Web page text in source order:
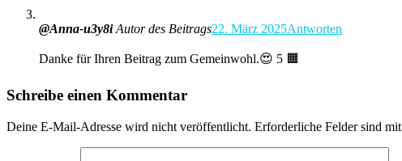
@Anna-u3y8i Autor des Beitrags22. März 2025Antworten
Danke für Ihren Beitrag zum Gemeinwohl.😍 5 🟧
Schreibe einen Kommentar
Deine E-Mail-Adresse wird nicht veröffentlicht. Erforderliche Felder sind mit